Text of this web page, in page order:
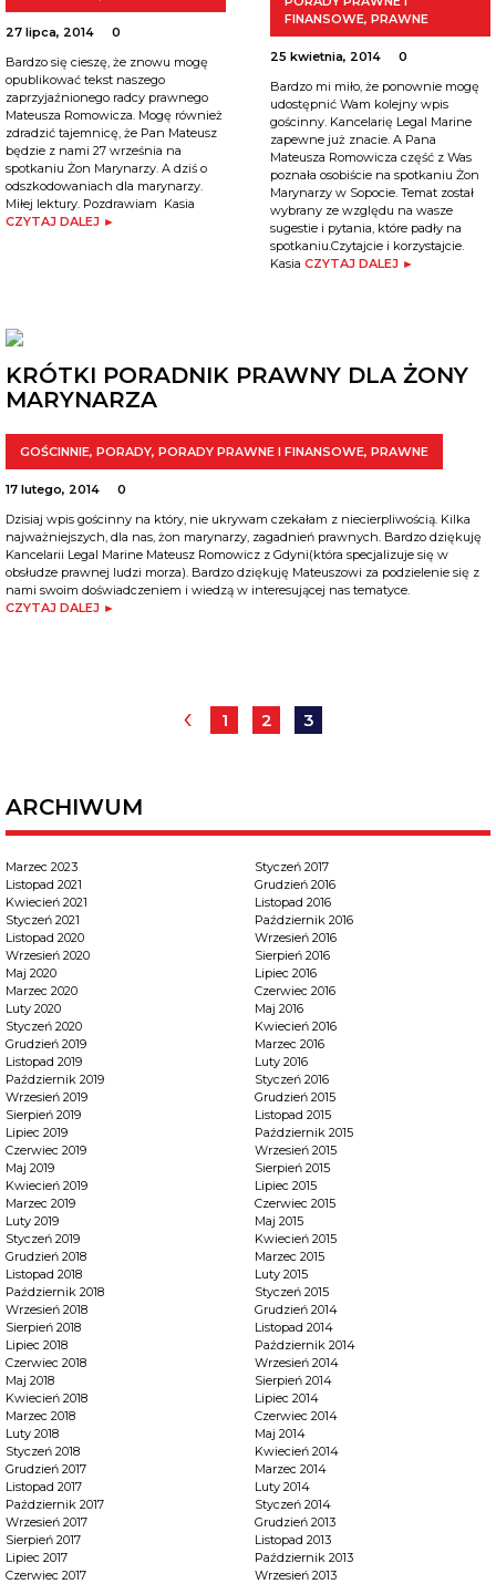
27 lipca, 2014
0
Bardzo się cieszę, że znowu mogę
opublikować tekst naszego
zaprzyjaźnionego radcy prawnego
Mateusza Romowicza. Mogę również
zdradzić tajemnicę, że Pan Mateusz
będzie z nami 27 września na
spotkaniu Żon Marynarzy. A dziś o
odszkodowaniach dla marynarzy.
Miłej lektury. Pozdrawiam Kasia
CZYTAJ DALEJ ►
FINANSOWE, PRAWNE
25 kwietnia, 2014
0
Bardzo mi miło, że ponownie mogę
udostępnić Wam kolejny wpis
gościnny. Kancelarię Legal Marine
zapewne już znacie. A Pana
Mateusza Romowicza część z Was
poznała osobiście na spotkaniu Żon
Marynarzy w Sopocie. Temat został
wybrany ze względu na wasze
sugestie i pytania, które padły na
spotkaniu.Czytajcie i korzystajcie.
Kasia CZYTAJ DALEJ ►
KRÓTKI PORADNIK PRAWNY DLA ŻONY
MARYNARZA
GOŚCINNIE, PORADY, PORADY PRAWNE I FINANSOWE, PRAWNE
17 lutego, 2014
0
Dzisiaj wpis gościnny na który, nie ukrywam czekałam z niecierpliwością. Kilka
najważniejszych, dla nas, żon marynarzy, zagadnień prawnych. Bardzo dziękuję
Kancelarii Legal Marine Mateusz Romowicz z Gdyni(która specjalizuje się w
obsłudze prawnej ludzi morza). Bardzo dziękuję Mateuszowi za podzielenie się z
nami swoim doświadczeniem i wiedzą w interesującej nas tematyce.
CZYTAJ DALEJ ►
‹ 1 2 3
ARCHIWUM
Marzec 2023
Listopad 2021
Kwiecień 2021
Styczeń 2021
Listopad 2020
Wrzesień 2020
Maj 2020
Marzec 2020
Luty 2020
Styczeń 2020
Grudzień 2019
Listopad 2019
Październik 2019
Wrzesień 2019
Sierpień 2019
Lipiec 2019
Czerwiec 2019
Maj 2019
Kwiecień 2019
Marzec 2019
Luty 2019
Styczeń 2019
Grudzień 2018
Listopad 2018
Październik 2018
Wrzesień 2018
Sierpień 2018
Lipiec 2018
Czerwiec 2018
Maj 2018
Kwiecień 2018
Marzec 2018
Luty 2018
Styczeń 2018
Grudzień 2017
Listopad 2017
Październik 2017
Wrzesień 2017
Sierpień 2017
Lipiec 2017
Czerwiec 2017
Styczeń 2017
Grudzień 2016
Listopad 2016
Październik 2016
Wrzesień 2016
Sierpień 2016
Lipiec 2016
Czerwiec 2016
Maj 2016
Kwiecień 2016
Marzec 2016
Luty 2016
Styczeń 2016
Grudzień 2015
Listopad 2015
Październik 2015
Wrzesień 2015
Sierpień 2015
Lipiec 2015
Czerwiec 2015
Maj 2015
Kwiecień 2015
Marzec 2015
Luty 2015
Styczeń 2015
Grudzień 2014
Listopad 2014
Październik 2014
Wrzesień 2014
Sierpień 2014
Lipiec 2014
Czerwiec 2014
Maj 2014
Kwiecień 2014
Marzec 2014
Luty 2014
Styczeń 2014
Grudzień 2013
Listopad 2013
Październik 2013
Wrzesień 2013